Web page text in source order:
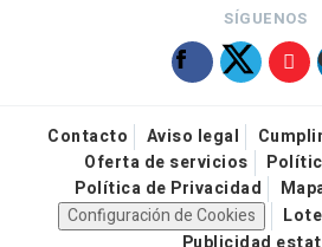
SÍGUENOS
Contacto Aviso legal
Oferta de servicios
Política de Privacidad
Configuración de Cookies